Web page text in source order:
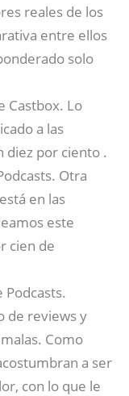
reales de los
entre ellos
solo
Castbox. Lo
a las
diez por ciento .
Otra
en las
este
cien de
de reviews y
Como
a ser
con lo que le